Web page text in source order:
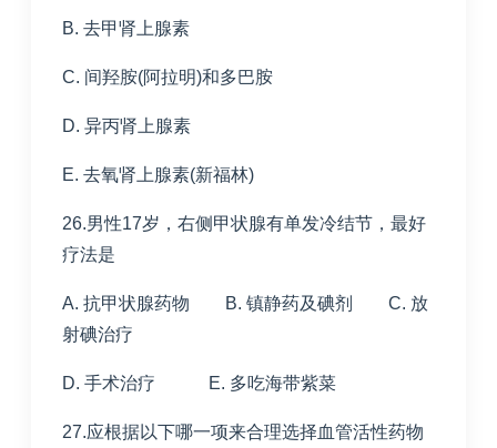
B. 去甲肾上腺素
C. 间羟胺(阿拉明)和多巴胺
D. 异丙肾上腺素
E. 去氧肾上腺素(新福林)
26.男性17岁，右侧甲状腺有单发冷结节，最好
疗法是
A. 抗甲状腺药物 B. 镇静药及碘剂 C. 放
射碘治疗
D. 手术治疗 E. 多吃海带紫菜
27.应根据以下哪一项来合理选择血管活性药物